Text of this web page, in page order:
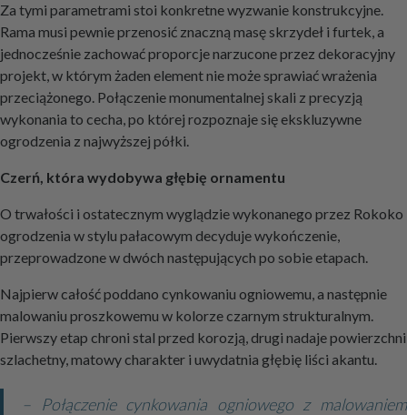
Za tymi parametrami stoi konkretne wyzwanie konstrukcyjne.
Rama musi pewnie przenosić znaczną masę skrzydeł i furtek, a
jednocześnie zachować proporcje narzucone przez dekoracyjny
projekt, w którym żaden element nie może sprawiać wrażenia
przeciążonego. Połączenie monumentalnej skali z precyzją
wykonania to cecha, po której rozpoznaje się ekskluzywne
ogrodzenia z najwyższej półki.
Czerń, która wydobywa głębię ornamentu
O trwałości i ostatecznym wyglądzie wykonanego przez Rokoko
ogrodzenia w stylu pałacowym decyduje wykończenie,
przeprowadzone w dwóch następujących po sobie etapach.
Najpierw całość poddano cynkowaniu ogniowemu, a następnie
malowaniu proszkowemu w kolorze czarnym strukturalnym.
Pierwszy etap chroni stal przed korozją, drugi nadaje powierzchni
szlachetny, matowy charakter i uwydatnia głębię liści akantu.
– Połączenie cynkowania ogniowego z malowaniem